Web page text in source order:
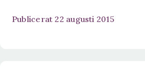
Publicerat 22 augusti 2015